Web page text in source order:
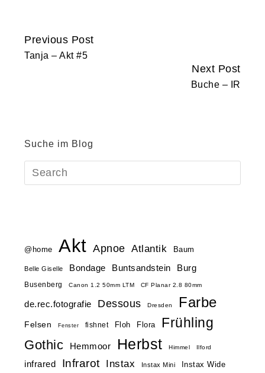
Continue
Reading
Previous Post
Tanja – Akt #5
Next Post
Buche – IR
Suche im Blog
@home Akt Apnoe Atlantik Baum
Belle Giselle Bondage Buntsandstein Burg
Busenberg Canon 1.2 50mm LTM CF Planar 2.8 80mm
de.rec.fotografie Dessous Dresden Farbe
Felsen Fenster fishnet Floh Flora Frühling
Gothic Hemmoor Herbst Himmel Ilford
infrared Infrarot Instax Instax Mini
Instax Wide